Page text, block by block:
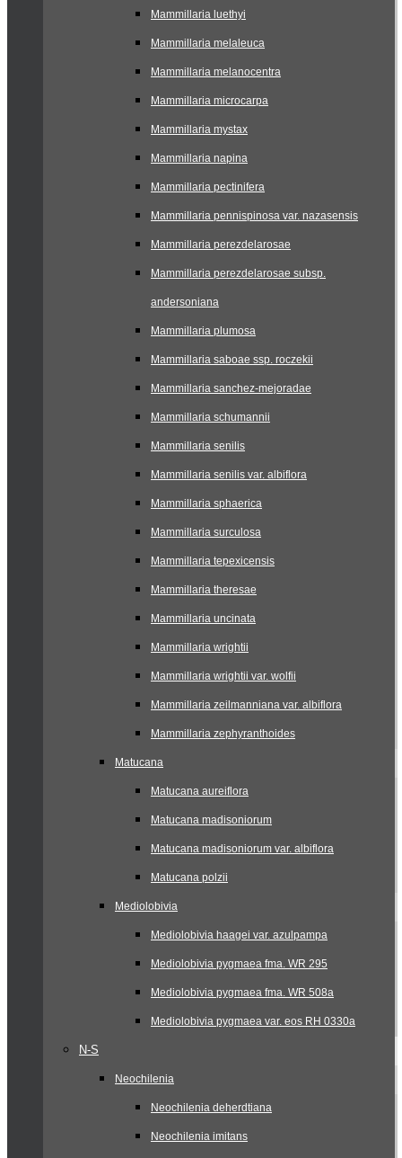
Mammillaria luethyi
Mammillaria melaleuca
Mammillaria melanocentra
Mammillaria microcarpa
Mammillaria mystax
Mammillaria napina
Mammillaria pectinifera
Mammillaria pennispinosa var. nazasensis
Mammillaria perezdelarosae
Mammillaria perezdelarosae subsp.
andersoniana
Mammillaria plumosa
Mammillaria saboae ssp. roczekii
Mammillaria sanchez-mejoradae
Mammillaria schumannii
Mammillaria senilis
Mammillaria senilis var. albiflora
Mammillaria sphaerica
Mammillaria surculosa
Mammillaria tepexicensis
Mammillaria theresae
Mammillaria uncinata
Mammillaria wrightii
Mammillaria wrightii var. wolfii
Mammillaria zeilmanniana var. albiflora
Mammillaria zephyranthoides
Matucana
Matucana aureiflora
Matucana madisoniorum
Matucana madisoniorum var. albiflora
Matucana polzii
Mediolobivia
Mediolobivia haagei var. azulpampa
Mediolobivia pygmaea fma. WR 295
Mediolobivia pygmaea fma. WR 508a
Mediolobivia pygmaea var. eos RH 0330a
N-S
Neochilenia
Neochilenia deherdtiana
Neochilenia imitans